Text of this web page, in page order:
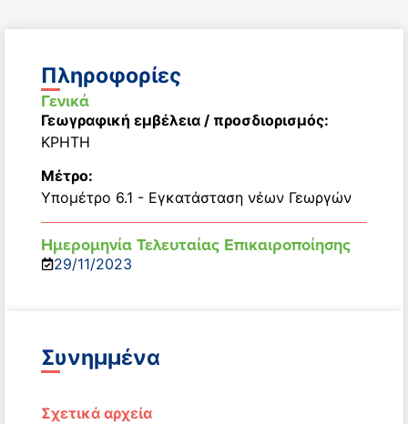
Πληροφορίες
Γενικά
Γεωγραφική εμβέλεια / προσδιορισμός:
ΚΡΗΤΗ
Μέτρο:
Υπομέτρο 6.1 - Εγκατάσταση νέων Γεωργών
Ημερομηνία Τελευταίας Επικαιροποίησης
29/11/2023
Συνημμένα
Σχετικά αρχεία